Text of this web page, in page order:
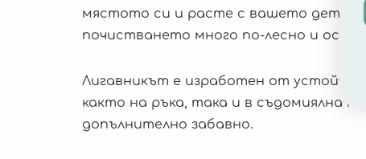
мястото си и расте с вашето дете.
почистването много по-лесно и
Лигавникът е изработен от устойчив
както на ръка, така и в съдомиялна
допълнително забавно.